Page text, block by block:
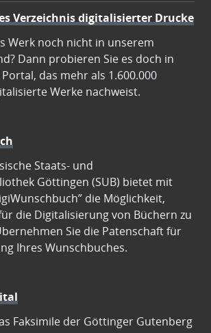
Verzeichnis digitalisierter Drucke
Werk noch nicht in unserem
Dann probieren Sie es doch in
das mehr als 1.600.000
Werke nachweist.
Staats- und
Göttingen (SUB) bietet mit
die Möglichkeit,
die Digitalisierung von Büchern zu
Sie die Patenschaft für
Ihres Wunschbuches.
Faksimile der Göttinger Gutenberg